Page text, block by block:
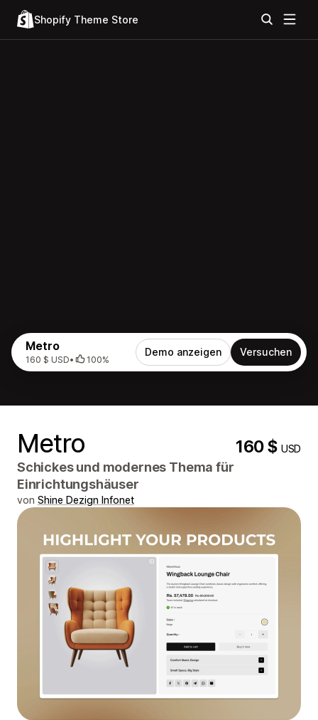
Shopify Theme Store
Metro
160 $ USD• 100%
Demo anzeigen Versuchen
Metro 160 $USD
Schickes und modernes Thema für
Einrichtungshäuser
von Shine Dezign Infonet